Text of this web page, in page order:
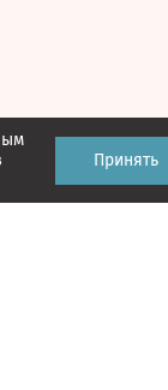
Принять